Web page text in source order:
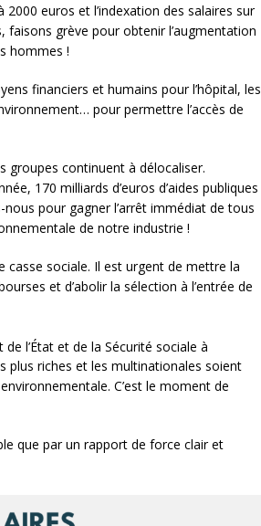
euros et l’indexation des salaires sur
faisons grève pour obtenir l’augmentation
hommes !
financiers et humains pour l’hôpital, les
pour permettre l’accès de
groupes continuent à délocaliser.
170 milliards d’euros d’aides publiques
pour gagner l’arrêt immédiat de tous
de notre industrie !
casse sociale. Il est urgent de mettre la
et d’abolir la sélection à l’entrée de
l’État et de la Sécurité sociale à
plus riches et les multinationales soient
C’est le moment de
que par un rapport de force clair et